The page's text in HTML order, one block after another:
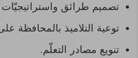
تصميم طرائق
توعية التلاميذ بالمحافظة
تنويع مصادر التعلّم.